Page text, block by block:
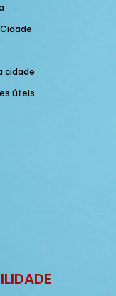
cidade
úteis